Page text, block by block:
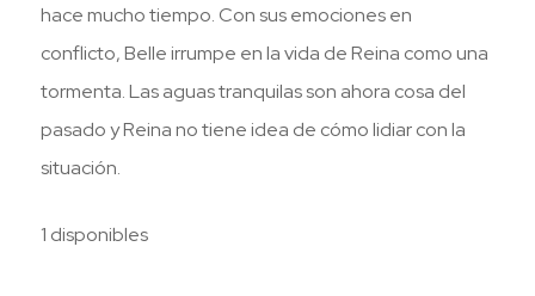
hace mucho tiempo. Con sus emociones en
conflicto, Belle irrumpe en la vida de Reina como una
tormenta. Las aguas tranquilas son ahora cosa del
pasado y Reina no tiene idea de cómo lidiar con la
situación.
1 disponibles